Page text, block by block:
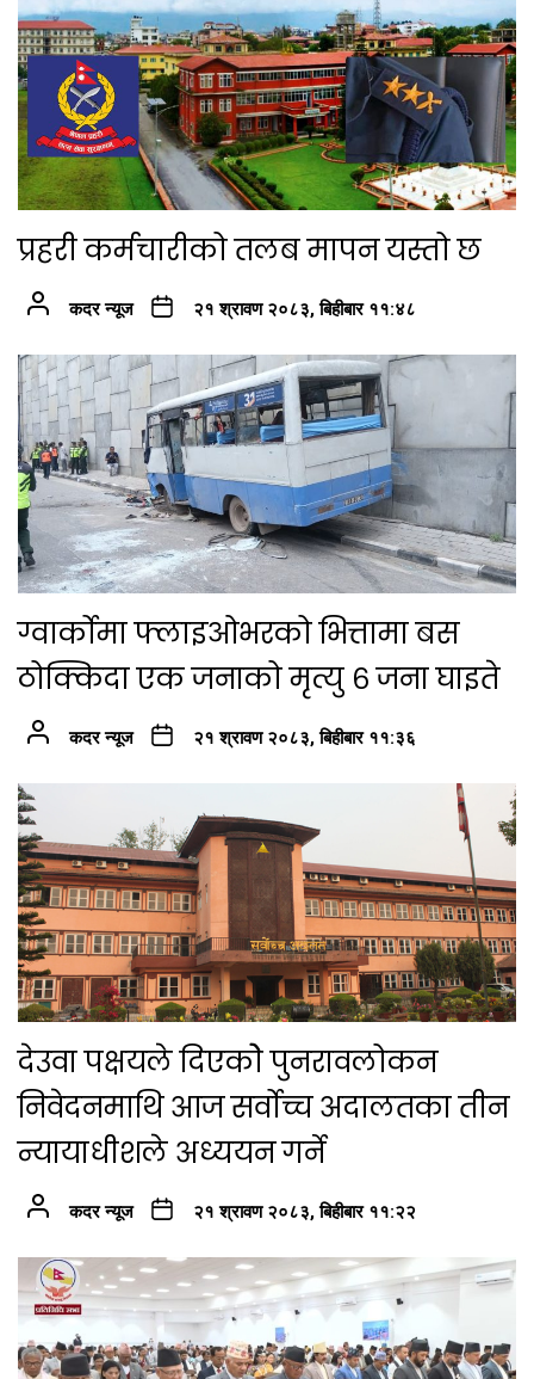
प्रहरी कर्मचारीको तलब मापन यस्तो छ
कदर न्यूज २१ श्रावण २०८३, बिहीबार ११:४८
ग्वार्कोमा फ्लाइओभरको भित्तामा बस
ठोक्किदा एक जनाको मृत्यु ६ जना घाइते
कदर न्यूज २१ श्रावण २०८३, बिहीबार ११:३६
देउवा पक्षयले दिएकोे पुनरावलोकन
निवेदनमाथि आज सर्वोच्च अदालतका तीन
न्यायाधीशले अध्ययन गर्ने
कदर न्यूज २१ श्रावण २०८३, बिहीबार ११:२२